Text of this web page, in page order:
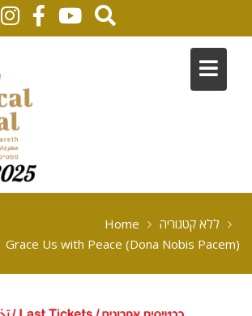
Home
ללא קטגוריה
Grace Us with Peace (Dona Nobis Pacem)